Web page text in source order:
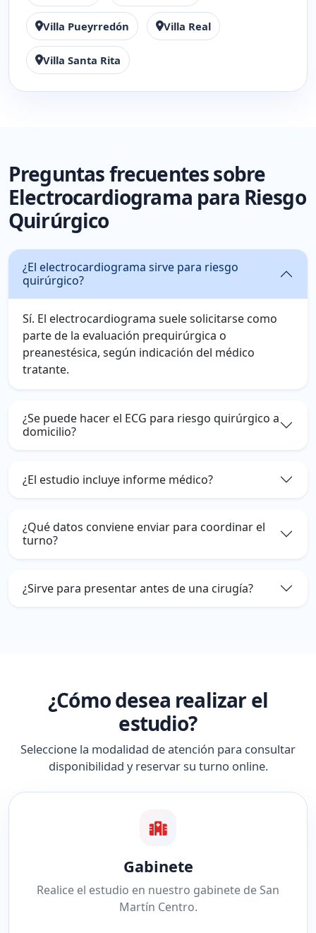
Villa Pueyrredón Villa Real
Villa Santa Rita
Preguntas frecuentes sobre
Electrocardiograma para Riesgo
Quirúrgico
¿El electrocardiograma sirve para riesgo
quirúrgico?
Sí. El electrocardiograma suele solicitarse como
parte de la evaluación prequirúrgica o
preanestésica, según indicación del médico
tratante.
¿Se puede hacer el ECG para riesgo quirúrgico a
domicilio?
¿El estudio incluye informe médico?
¿Qué datos conviene enviar para coordinar el
turno?
¿Sirve para presentar antes de una cirugía?
¿Cómo desea realizar el
estudio?
Seleccione la modalidad de atención para consultar
disponibilidad y reservar su turno online.
Gabinete
Realice el estudio en nuestro gabinete de San
Martín Centro.